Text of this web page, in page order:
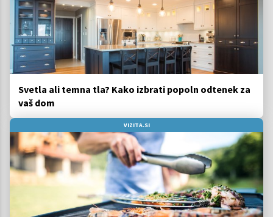
Svetla ali temna tla? Kako izbrati popoln odtenek za
vaš dom
VIZITA.SI